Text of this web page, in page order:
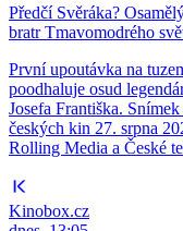
Předčí Svěráka?
bratr Tmavomodrého
První upoutávka na
poodhaluje osud
Josefa Františka.
českých kin 27. srpna
Rolling Media a České
Kinobox.cz